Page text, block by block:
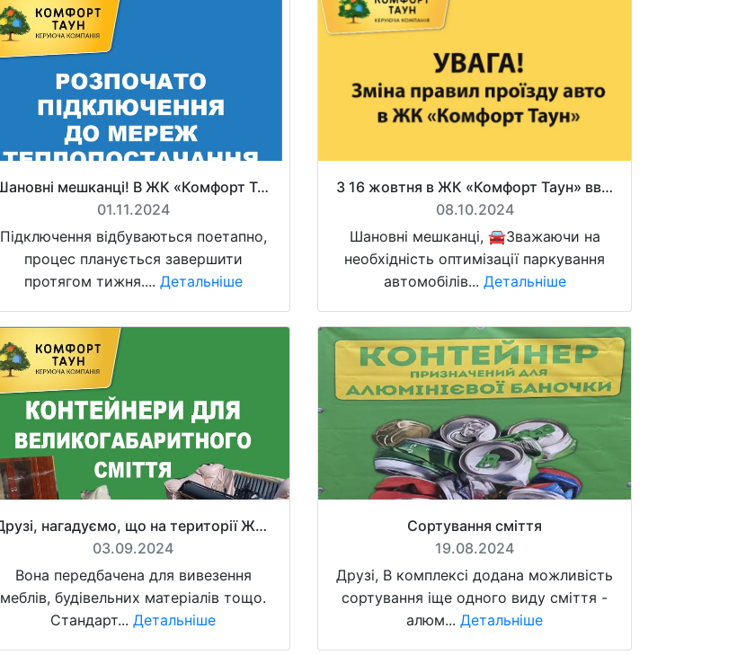
Шановні мешканці! В ЖК «Комфорт Таун» розпочились роботи з подачі тепла в будинки.
01.11.2024
Підключення відбуваються поетапно,
процес планується завершити
протягом тижня.... Детальніше
З 16 жовтня в ЖК «Комфорт Таун» вводяться нові правила вʼїзду автомобілів на територію
08.10.2024
Шановні мешканці, 🚘Зважаючи на
необхідність оптимізації паркування
автомобілів... Детальніше
Друзі, нагадуємо, що на території ЖК «Комфорт Таун» є локація для збору великогабаритного сміття по вул. Березнева, 12
03.09.2024
Вона передбачена для вивезення
меблів, будівельних матеріалів тощо.
Стандарт... Детальніше
Сортування сміття
19.08.2024
Друзі, В комплексі додана можливість
сортування іще одного виду сміття -
алюм... Детальніше